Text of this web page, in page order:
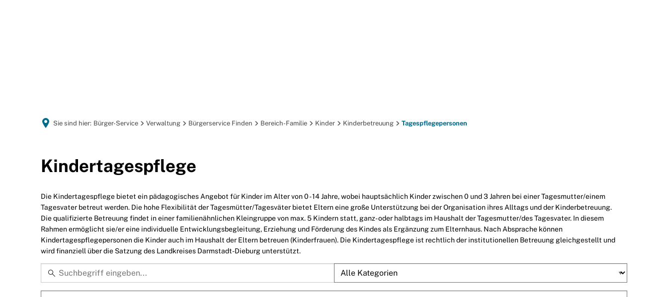
Sie sind hier: Bürger-Service Verwaltung Bürgerservice Finden Bereich-Familie Kinder Kinderbetreuung Tagespflegepersonen
Tagespflegepersonen
Kindertagespflege
Die Kindertagespflege bietet ein pädagogisches Angebot für Kinder im Alter von 0 - 14 Jahre, wobei hauptsächlich Kinder zwischen 0 und 3 Jahren bei einer Tagesmutter/einem
Tagesvater betreut werden. Die hohe Flexibilität der Tagesmütter/Tagesväter bietet Eltern eine große Unterstützung bei der Organisation ihres Alltags und der Kinderbetreuung.
Die qualifizierte Betreuung findet in einer familienähnlichen Kleingruppe von max. 5 Kindern statt, ganz- oder halbtags im Haushalt der Tagesmutter/des Tagesvater. In diesem
Rahmen ermöglicht sie/er eine individuelle Entwicklungsbegleitung, Erziehung und Förderung des Kindes als Ergänzung zum Elternhaus. Nach Absprache können
Kindertagespflegepersonen die Kinder auch im Haushalt der Eltern betreuen (Kinderfrauen). Die Kindertagespflege ist rechtlich der institutionellen Betreuung gleichgestellt und
wird finanziell über die Satzung des Landkreises Darmstadt-Dieburg unterstützt.